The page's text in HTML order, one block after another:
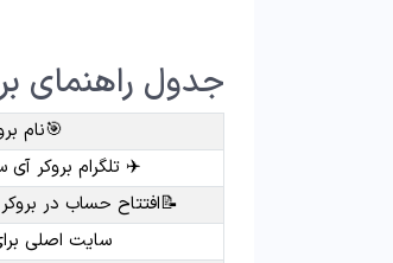
جدول راهنمای
🎯نام
✈️ تلگرام بروکر آی
📝افتتاح حساب در
سایت اصلی